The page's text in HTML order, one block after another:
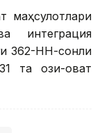
маҳсулотлари
интеграция
362-НН-сонли
та озиқ-овқат